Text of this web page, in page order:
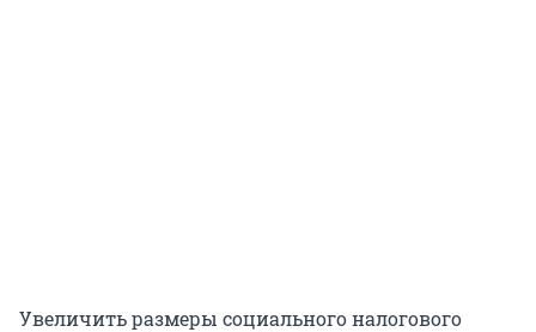
Увеличить размеры социального налогового